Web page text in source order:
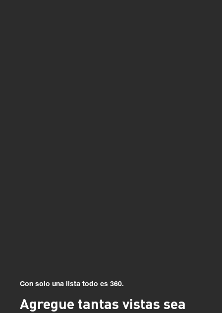
Con solo una lista todo es 360.
Agregue tantas vistas sea